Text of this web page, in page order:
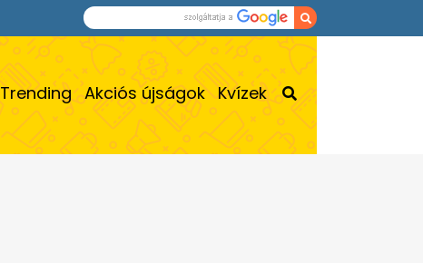
Trending Akciós újságok Kvízek